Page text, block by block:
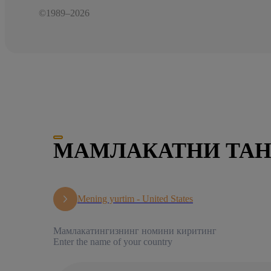
©1989–2026
МАМЛАКАТНИ
Mening yurtim - United States
Мамлакатингизнинг номини киритинг
Enter the name of your country